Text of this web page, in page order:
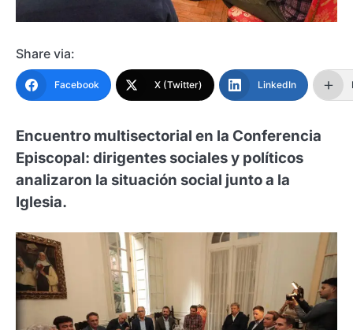
Share via:
Facebook X (Twitter) LinkedIn
Encuentro multisectorial en la Conferencia
Episcopal: dirigentes sociales y políticos
analizaron la situación social junto a la
Iglesia.